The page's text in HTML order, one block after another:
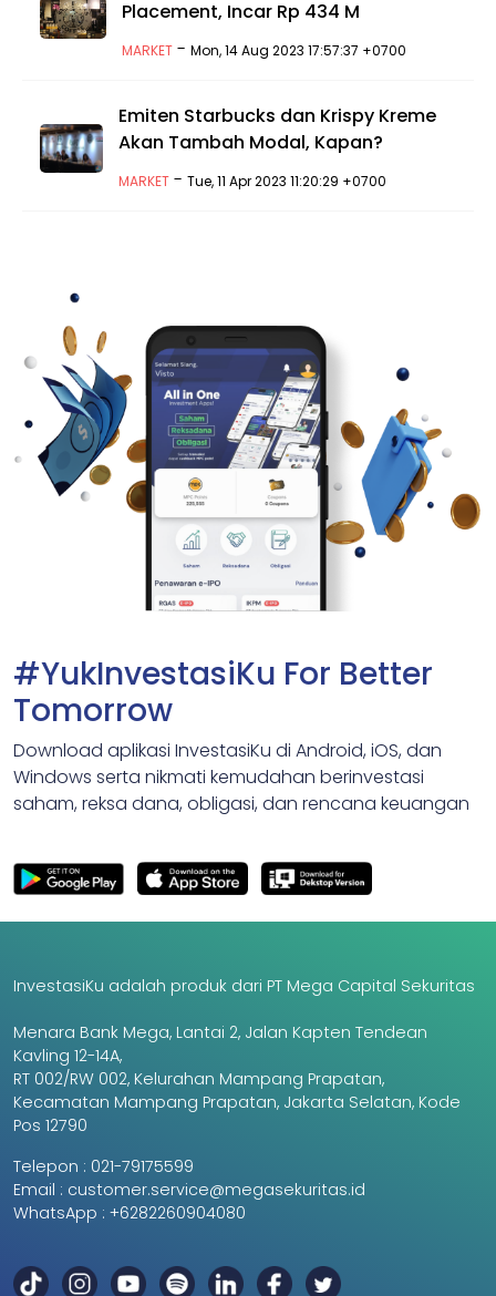
Placement, Incar Rp 434 M
MARKET- Mon, 14 Aug 2023 17:57:37 +0700
Emiten Starbucks dan Krispy Kreme
Akan Tambah Modal, Kapan?
MARKET -Tue, 11 Apr 2023 11:20:29 +0700
#YukInvestasiKu For Better
Tomorrow
Download aplikasi InvestasiKu di Android, iOS, dan
Windows serta nikmati kemudahan berinvestasi
saham, reksa dana, obligasi, dan rencana keuangan
InvestasiKu adalah produk dari PT Mega Capital Sekuritas
Menara Bank Mega, Lantai 2, Jalan Kapten Tendean
Kavling 12-14A,
RT 002/RW 002, Kelurahan Mampang Prapatan,
Kecamatan Mampang Prapatan, Jakarta Selatan, Kode
Pos 12790
Telepon : 021-79175599
Email : customer.service@megasekuritas.id
WhatsApp : +6282260904080